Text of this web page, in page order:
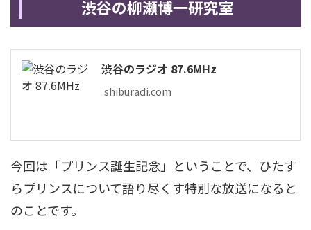
渋谷の柳瀬博一研究室
渋谷のラジオ 87.6MHz
shiburadi.com
今回は「プリンス誕生記念」ということで、ひたす
らプリンスについて語り尽くす特別な放送になると
のことです。